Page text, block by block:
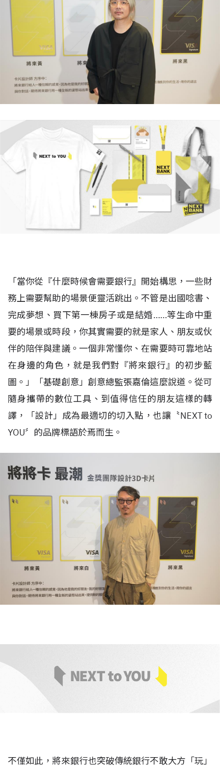
「當你從『什麼時候會需要銀行』開始構思，一些財
務上需要幫助的場景便靈活跳出。不管是出國唸書、
完成夢想、買下第一棟房子或是結婚……等生命中重
要的場景或時段，你其實需要的就是家人、朋友或伙
伴的陪伴與建議。一個非常懂你、在需要時可靠地站
在身邊的角色，就是我們對『將來銀行』的初步藍
圖。」「基礎創意」創意總監張嘉倫這麼說道。從可
隨身攜帶的數位工具、到值得信任的朋友這樣的轉
譯，「設計」成為最適切的切入點，也讓〝NEXT to
YOU〞的品牌標語於焉而生。
不僅如此，將來銀行也突破傳統銀行不敢大方「玩」